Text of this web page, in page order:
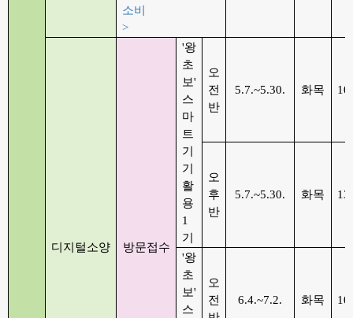
소비
>
디지털소양 방문접수
'왕
초
보'
스
마
트
기
기
활
용
1
기
오
전
반
5.7.~5.30. 화목
오
후
반
5.7.~5.30. 화목
'왕
초
보'
스
오
전
6.4.~7.2. 화목